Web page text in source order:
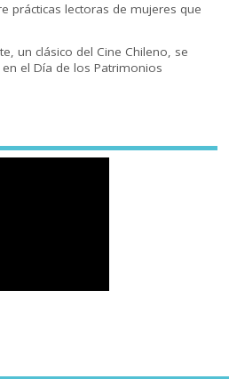
prácticas lectoras de mujeres que
un clásico del Cine Chileno, se
el Día de los Patrimonios